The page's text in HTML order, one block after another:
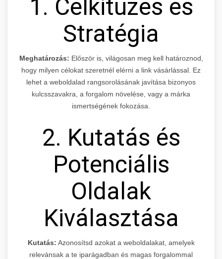
1. Célkitűzés és
Stratégia
Meghatározás: Először is, világosan meg kell határoznod,
hogy milyen célokat szeretnél elérni a link vásárlással. Ez
lehet a weboldalad rangsorolásának javítása bizonyos
kulcsszavakra, a forgalom növelése, vagy a márka
ismertségének fokozása.
2. Kutatás és
Potenciális
Oldalak
Kiválasztása
Kutatás: Azonosítsd azokat a weboldalakat, amelyek
relevánsak a te iparágadban és magas forgalommal